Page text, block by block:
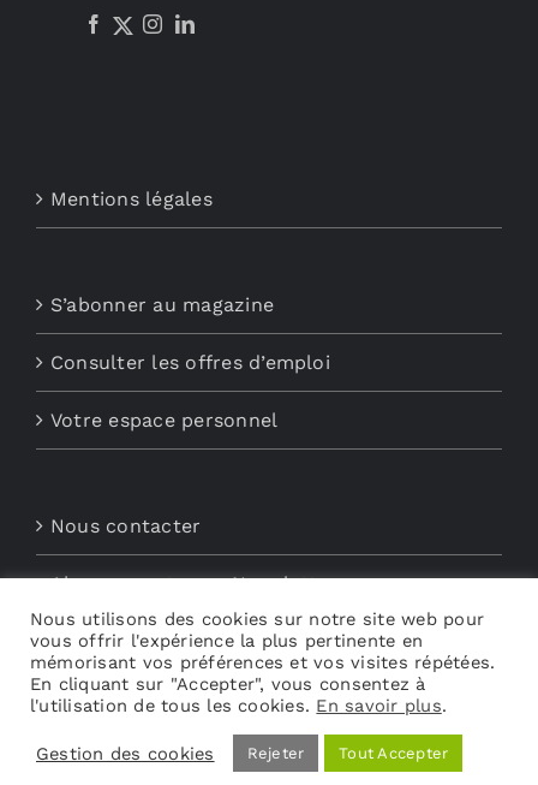
Mentions légales
S’abonner au magazine
Consulter les offres d’emploi
Votre espace personnel
Nous contacter
Abonnements aux Newsletters
Découvrez My Audio
Nous utilisons des cookies sur notre site web pour
vous offrir l'expérience la plus pertinente en
mémorisant vos préférences et vos visites répétées.
En cliquant sur "Accepter", vous consentez à
l'utilisation de tous les cookies. En savoir plus.
Gestion des cookies Rejeter Tout Accepter